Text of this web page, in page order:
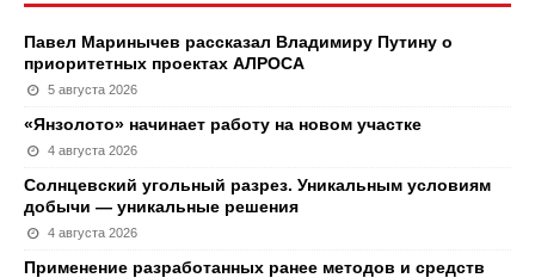
Павел Маринычев рассказал Владимиру Путину о
приоритетных проектах АЛРОСА
5 августа 2026
«Янзолото» начинает работу на новом участке
4 августа 2026
Солнцевский угольный разрез. Уникальным условиям
добычи — уникальные решения
4 августа 2026
Применение разработанных ранее методов и средств